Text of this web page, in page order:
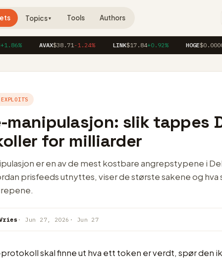
Topics▼ Tools Authors
AVAX $38.71-1.24% LINK $17.84+0.92% HOGE $0.00004120
manipulasjon: slik tappes
for milliarder
er en av de mest kostbare angrepstypene i
prisfeeds utnyttes, viser de største sakene og hva
· Jun 27, 2026 · Jun 27
skal finne ut hva ett token er verdt, spør den